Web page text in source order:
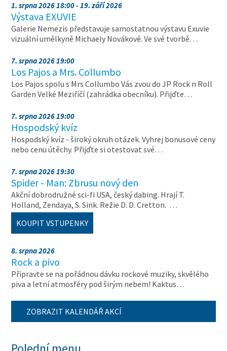
1. srpna 2026 18:00 - 19. září 2026
Výstava EXUVIE
Galerie Nemezis představuje samostatnou výstavu Exuvie
vizuální umělkyně Michaely Novákové. Ve své tvorbě…
7. srpna 2026 19:00
Los Pajos a Mrs. Collumbo
Los Pajos spolu s Mrs Collumbo Vás zvou do JP Rock n Roll
Garden Velké Meziříčí (zahrádka obecníku). Přijďte…
7. srpna 2026 19:00
Hospodský kvíz
Hospodský kvíz - široký okruh otázek. Vyhrej bonusové ceny
nebo cenu útěchy. Přijďte si otestovat své…
7. srpna 2026 19:30
Spider - Man: Zbrusu nový den
Akční dobrodružné sci-fi USA, český dabing. Hrají T.
Holland, Zendaya, S. Sink. Režie D. D. Cretton. …
KOUPIT VSTUPENKY
8. srpna 2026
Rock a pivo
Připravte se na pořádnou dávku rockové muziky, skvělého
piva a letní atmosféry pod širým nebem! Kaktus…
ZOBRAZIT KALENDÁŘ AKCÍ